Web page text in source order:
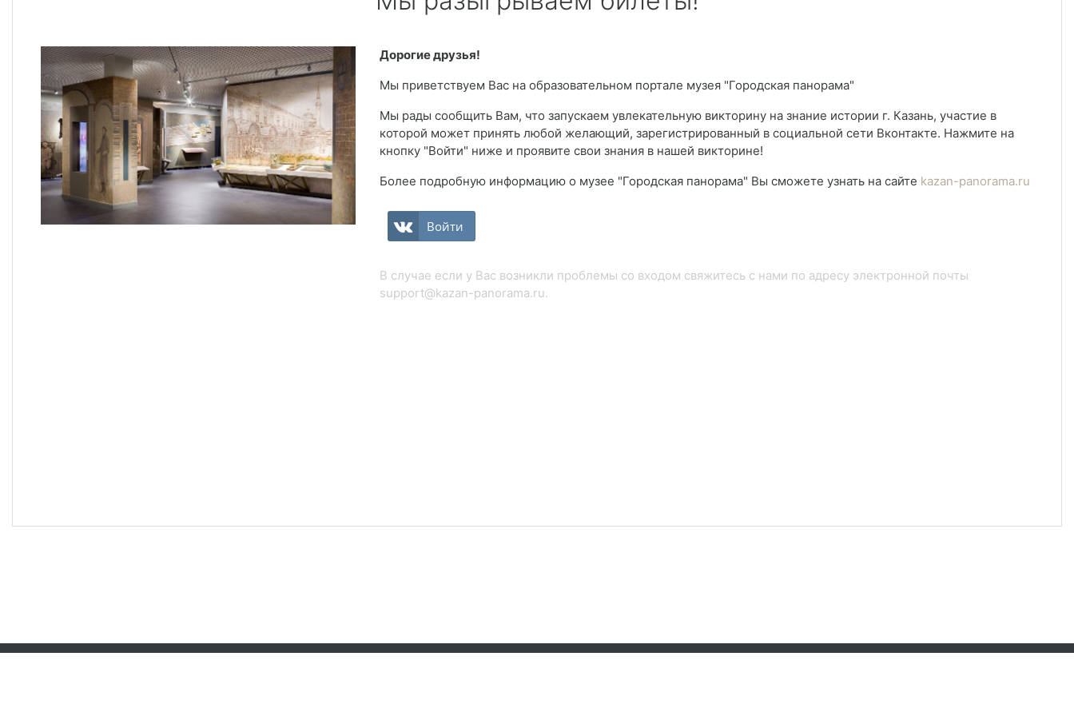
Дорогие друзья!
Мы приветствуем Вас на образовательном портале музея "Городская панорама"
Мы рады сообщить Вам, что запускаем увлекательную викторину на знание истории г. Казань, участие в
которой может принять любой желающий, зарегистрированный в социальной сети Вконтакте. Нажмите на
кнопку "Войти" ниже и проявите свои знания в нашей викторине!
Более подробную информацию о музее "Городская панорама" Вы сможете узнать на сайте kazan-panorama.ru
Войти
В случае если у Вас возникли проблемы со входом свяжитесь с нами по адресу электронной почты
support@kazan-panorama.ru.